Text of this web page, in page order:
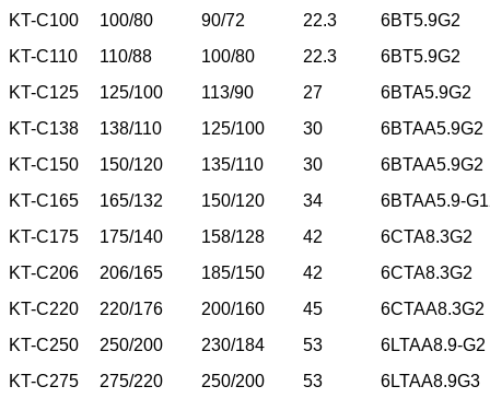
KT-C100
100/80 90/72 22.3
6BT5.9G2
KT-C110
110/88 100/80 22.3
6BT5.9G2
KT-C125
125/100 113/90 27
6BTA5.9G2
KT-C138
138/110 125/100 30
6BTAA5.9G2
KT-C150
150/120 135/110 30
6BTAA5.9G2
KT-C165
165/132 150/120 34
6BTAA5.9-
KT-C175
175/140 158/128 42
6CTA8.3G2
KT-C206
206/165 185/150 42
6CTA8.3G2
KT-C220
220/176 200/160 45
6CTAA8.3G2
KT-C250
250/200 230/184 53
6LTAA8.9-G2
KT-C275
275/220 250/200 53
6LTAA8.9G3